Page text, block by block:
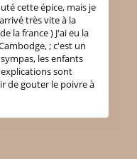
cette épice, mais je
très vite à la
la france ) J'ai eu la
; c'est un
les enfants
sont
de gouter le poivre à